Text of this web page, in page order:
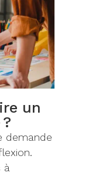
un
demande
à